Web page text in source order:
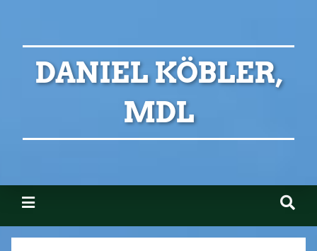
DANIEL KÖBLER,
MDL